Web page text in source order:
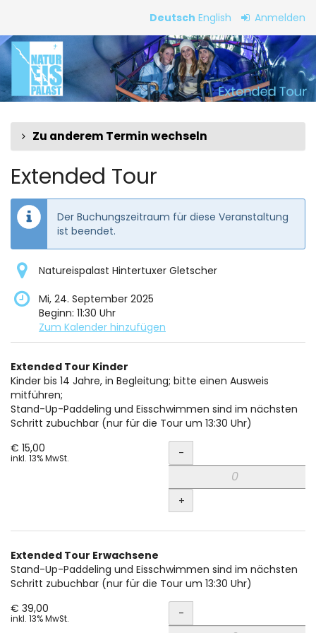
Inhalt
springen
Deutsch English Anmelden
Extended
Tour
Zu anderem Termin wechseln
Extended Tour
Der Buchungszeitraum für diese Veranstaltung
ist beendet.
Natureispalast Hintertuxer Gletscher
Mi, 24. September 2025
Beginn: 11:30 Uhr
Zum Kalender hinzufügen
Produkte
Unkategorisierte
Produkte
Extended Tour Kinder
Kinder bis 14 Jahre, in Begleitung; bitte einen Ausweis
mitführen;
Stand-Up-Paddeling und Eisschwimmen sind im nächsten
Schritt zubuchbar (nur für die Tour um 13:30 Uhr)
€ 15,00
inkl. 13% MwSt. Menge
-
+
Extended Tour Erwachsene
Stand-Up-Paddeling und Eisschwimmen sind im nächsten
Schritt zubuchbar (nur für die Tour um 13:30 Uhr)
€ 39,00
inkl. 13% MwSt. Menge
-